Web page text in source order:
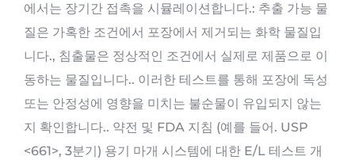
에서는 장기간 접촉을 시뮬레이션합니다.: 추출 가능 물
질은 가혹한 조건에서 포장에서 제거되는 화학 물질입
니다., 침출물은 정상적인 조건에서 실제로 제품으로 이
동하는 물질입니다.. 이러한 테스트를 통해 포장에 독성
또는 안정성에 영향을 미치는 불순물이 유입되지 않는
지 확인합니다.. 약전 및 FDA 지침 (예를 들어. USP
<661>, 3분기) 용기 마개 시스템에 대한 E/L 테스트 개